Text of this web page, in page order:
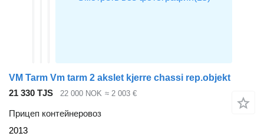
VM Tarm Vm tarm 2 akslet kjerre chassi rep.objekt
21 330 TJS
22 000 NOK ≈ 2 003 €
Прицеп контейнеровоз
2013